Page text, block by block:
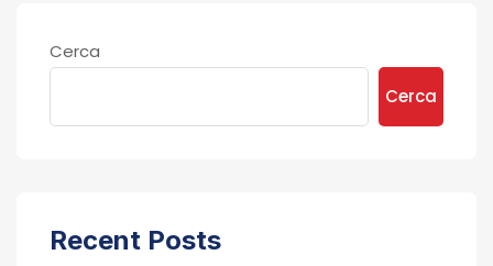
Cerca
Cerca
Recent Posts